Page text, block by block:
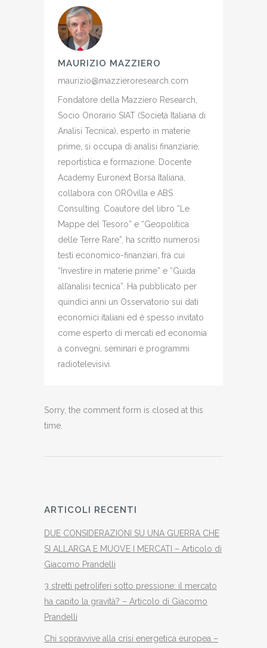
MAURIZIO MAZZIERO
maurizio@mazzieroresearch.com
Fondatore della Mazziero Research,
Socio Onorario SIAT (Società Italiana di
Analisi Tecnica), esperto in materie
prime, si occupa di analisi finanziarie,
reportistica e formazione. Docente
Academy Euronext Borsa Italiana,
collabora con OROvilla e ABS
Consulting. Coautore del libro “Le
Mappe del Tesoro” e “Geopolitica
delle Terre Rare”, ha scritto numerosi
testi economico-finanziari, fra cui
“Investire in materie prime” e “Guida
all’analisi tecnica”. Ha pubblicato per
quindici anni un Osservatorio sui dati
economici italiani ed è spesso invitato
come esperto di mercati ed economia
a convegni, seminari e programmi
radiotelevisivi.
Sorry, the comment form is closed at this
time.
ARTICOLI RECENTI
DUE CONSIDERAZIONI SU UNA GUERRA CHE
SI ALLARGA E MUOVE I MERCATI – Articolo di
Giacomo Prandelli
3 stretti petroliferi sotto pressione: il mercato
ha capito la gravità? – Articolo di Giacomo
Prandelli
Chi sopravvive alla crisi energetica europea –